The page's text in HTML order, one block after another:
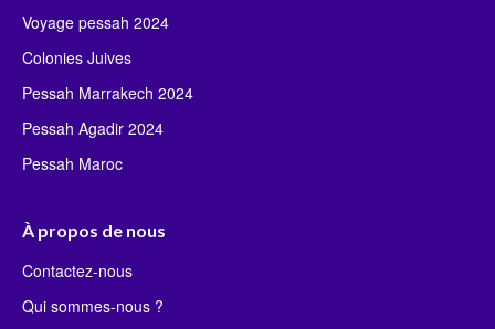
Voyage pessah 2024
Colonies Juives
Pessah Marrakech 2024
Pessah Agadir 2024
Pessah Maroc
À propos de nous
Contactez-nous
Qui sommes-nous ?